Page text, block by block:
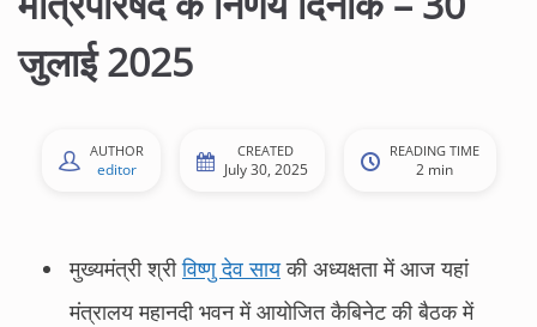
जुलाई 2025
AUTHOR
editor
CREATED
July 30, 2025
READING TIME
2 min
मुख्यमंत्री श्रीविष्णु देव सायकी अध्यक्षता में आज यहां
मंत्रालय महानदी भवन में आयोजित कैबिनेट की बैठक में